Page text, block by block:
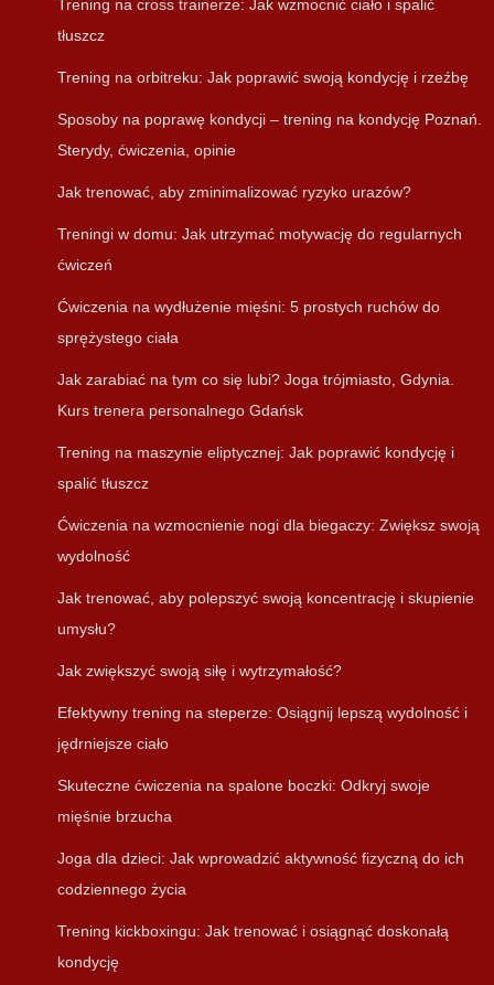
Trening na cross trainerze: Jak wzmocnić ciało i spalić
tłuszcz
Trening na orbitreku: Jak poprawić swoją kondycję i rzeźbę
Sposoby na poprawę kondycji – trening na kondycję Poznań.
Sterydy, ćwiczenia, opinie
Jak trenować, aby zminimalizować ryzyko urazów?
Treningi w domu: Jak utrzymać motywację do regularnych
ćwiczeń
Ćwiczenia na wydłużenie mięśni: 5 prostych ruchów do
sprężystego ciała
Jak zarabiać na tym co się lubi? Joga trójmiasto, Gdynia.
Kurs trenera personalnego Gdańsk
Trening na maszynie eliptycznej: Jak poprawić kondycję i
spalić tłuszcz
Ćwiczenia na wzmocnienie nogi dla biegaczy: Zwiększ swoją
wydolność
Jak trenować, aby polepszyć swoją koncentrację i skupienie
umysłu?
Jak zwiększyć swoją siłę i wytrzymałość?
Efektywny trening na steperze: Osiągnij lepszą wydolność i
jędrniejsze ciało
Skuteczne ćwiczenia na spalone boczki: Odkryj swoje
mięśnie brzucha
Joga dla dzieci: Jak wprowadzić aktywność fizyczną do ich
codziennego życia
Trening kickboxingu: Jak trenować i osiągnąć doskonałą
kondycję